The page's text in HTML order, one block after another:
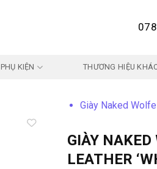
PHỤ KIỆN THƯƠNG HIỆU
Giày Naked Wolfe
GIÀY NAKED
LEATHER